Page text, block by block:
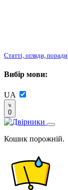
Статті, огляди, поради
Вибір мови:
UA
0
Кошик порожній.